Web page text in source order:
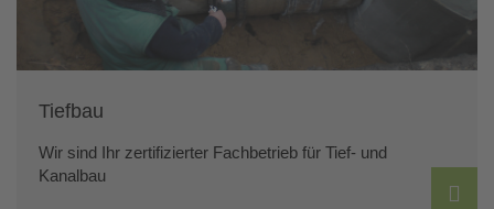
Tiefbau
Wir sind Ihr zertifizierter Fachbetrieb für Tief- und
Kanalbau